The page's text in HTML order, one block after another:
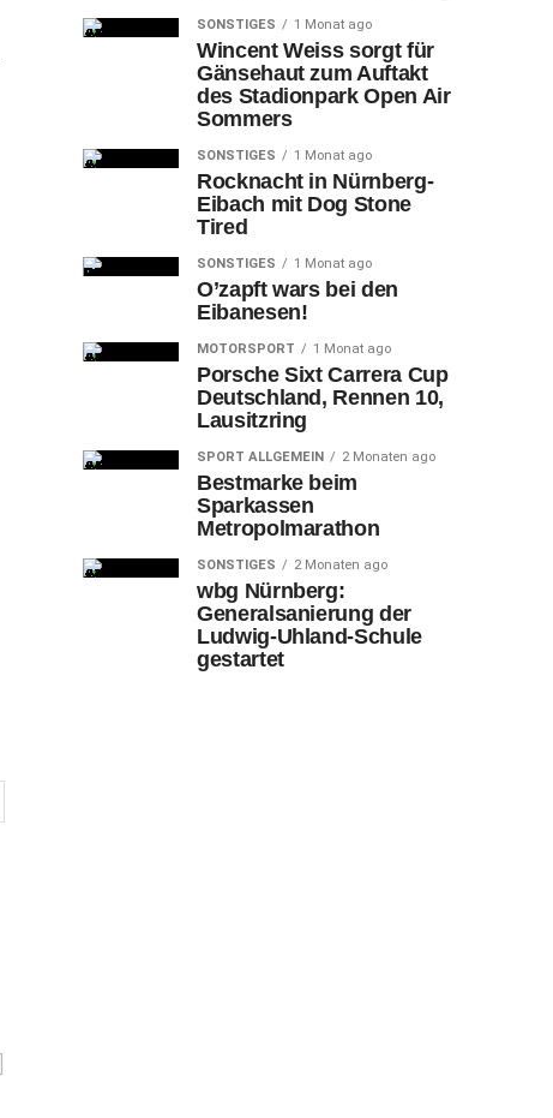
SONSTIGES 1 Monat ago
Wincent Weiss sorgt für
Gänsehaut zum Auftakt
des Stadionpark Open Air
Sommers
SONSTIGES 1 Monat ago
Rocknacht in Nürnberg-
Eibach mit Dog Stone
Tired
SONSTIGES 1 Monat ago
O’zapft wars bei den
Eibanesen!
MOTORSPORT 1 Monat ago
Porsche Sixt Carrera Cup
Deutschland, Rennen 10,
Lausitzring
SPORT ALLGEMEIN 2 Monaten ago
Bestmarke beim
Sparkassen
Metropolmarathon
SONSTIGES 2 Monaten ago
wbg Nürnberg:
Generalsanierung der
Ludwig-Uhland-Schule
gestartet